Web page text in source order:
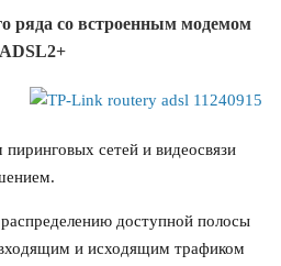
ряда со встроенным модемом
ADSL2+
сетей и видеосвязи
доступной полосы
и исходящим трафиком